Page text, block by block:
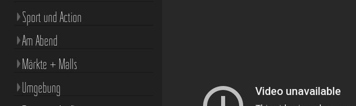
Sport und Action
Am Abend
Märkte + Malls
Umgebung